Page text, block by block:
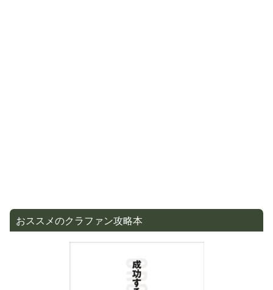
おススメのクラファン攻略本